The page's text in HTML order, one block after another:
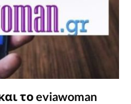
το eviawoman